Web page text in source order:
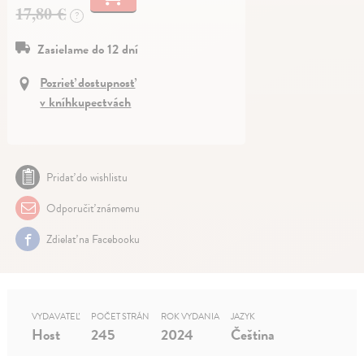
17,80 € ?
Zasielame do 12 dní
Pozrieť dostupnosť
v kníhkupectvách
Pridať do wishlistu
Odporučiť známemu
Zdielať na Facebooku
VYDAVATEĽ
Host
POČET STRÁN
245
ROK VYDANIA
2024
JAZYK
Čeština